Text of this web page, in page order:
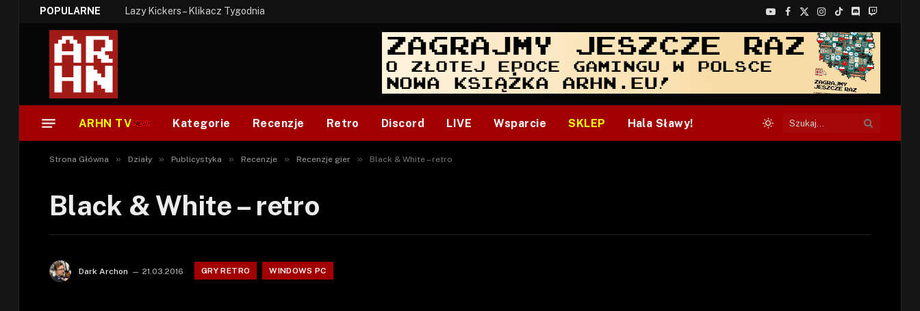
POPULARNE Lazy Kickers – Klikacz Tygodnia
YouTube
Facebook
X
(Twitter)
Instagram
TikTokDiscordTwitch
ARHN TV Kategorie Recenzje Retro Discord LIVE Wsparcie SKLEP Hala Sławy!
Strona Główna » Działy » Publicystyka » Recenzje » Recenzje gier » Black & White – retro
Black & White – retro
Dark Archon 21.03.2016 GRY RETRO WINDOWS PC